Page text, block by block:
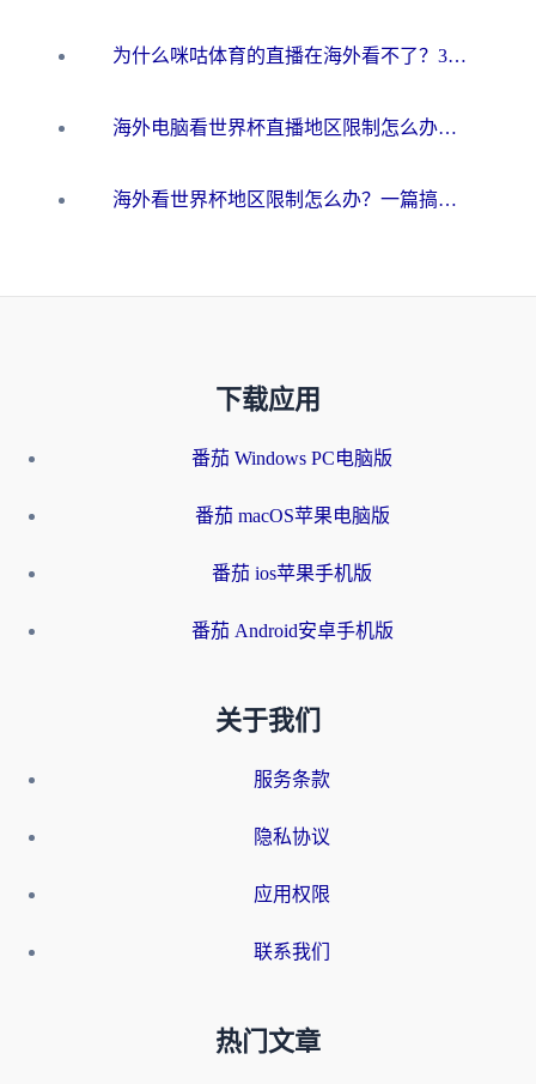
为什么咪咕体育的直播在海外看不了？3步解决海外看世界杯+抖音地区限制难题
海外电脑看世界杯直播地区限制怎么办？你需要一个聪明的加速器
海外看世界杯地区限制怎么办？一篇搞定咪咕视频播放+国内资源无缝访问指南
下载应用
番茄 Windows PC电脑版
番茄 macOS苹果电脑版
番茄 ios苹果手机版
番茄 Android安卓手机版
关于我们
服务条款
隐私协议
应用权限
联系我们
热门文章